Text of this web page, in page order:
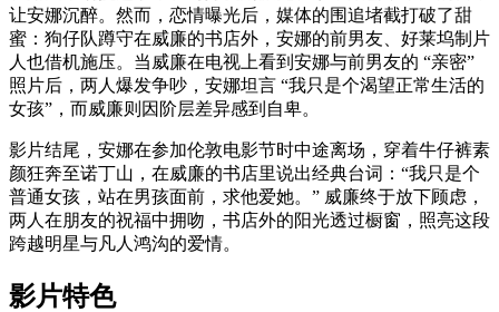
让安娜沉醉。然而，恋情曝光后，媒体的围追堵截打破了甜
蜜：狗仔队蹲守在威廉的书店外，安娜的前男友、好莱坞制片
人也借机施压。当威廉在电视上看到安娜与前男友的 “亲密”
照片后，两人爆发争吵，安娜坦言 “我只是个渴望正常生活的
女孩”，而威廉则因阶层差异感到自卑。
影片结尾，安娜在参加伦敦电影节时中途离场，穿着牛仔裤素
颜狂奔至诺丁山，在威廉的书店里说出经典台词：“我只是个
普通女孩，站在男孩面前，求他爱她。” 威廉终于放下顾虑，
两人在朋友的祝福中拥吻，书店外的阳光透过橱窗，照亮这段
跨越明星与凡人鸿沟的爱情。
影片特色